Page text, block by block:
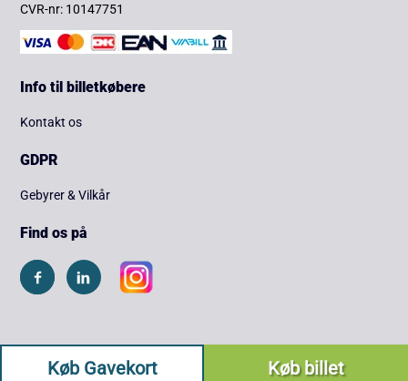
Køb billet
Køb Gavekort
CVR-nr: 10147751
Info til billetkøbere
Kontakt os
GDPR
Gebyrer & Vilkår
Find os på